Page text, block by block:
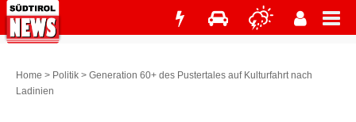
Home > Politik > Generation 60+ des Pustertales auf Kulturfahrt nach
Ladinien